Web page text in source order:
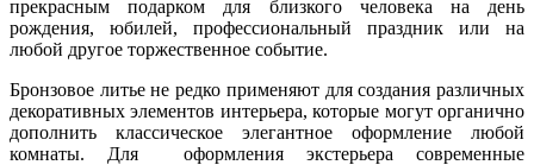
прекрасным подарком для близкого человека на день
рождения, юбилей, профессиональный праздник или на
любой другое торжественное событие.
Бронзовое литье не редко применяют для создания различных
декоративных элементов интерьера, которые могут органично
дополнить классическое элегантное оформление любой
комнаты. Для оформления экстерьера современные